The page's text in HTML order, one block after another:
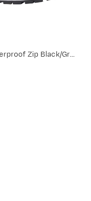
Kids' Equip Warm Waterproof Zip Black/Granite